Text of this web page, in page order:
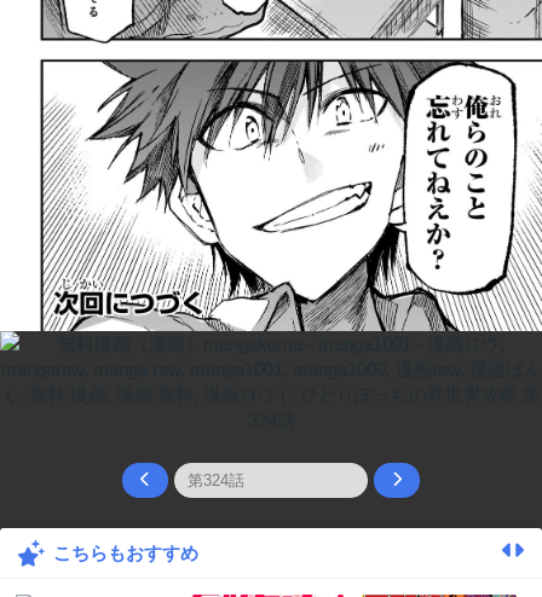
こちらもおすすめ